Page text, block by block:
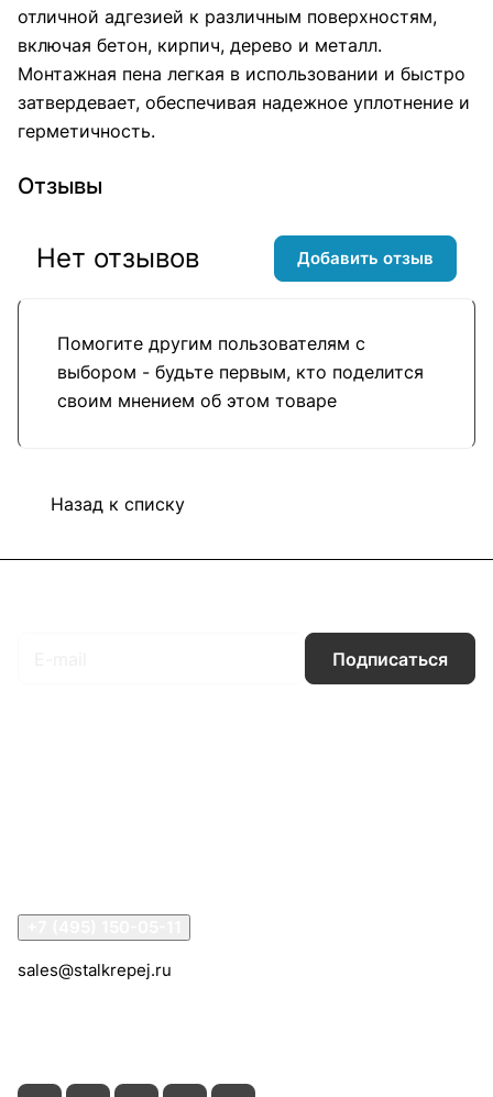
отличной адгезией к различным поверхностям,
включая бетон, кирпич, дерево и металл.
Монтажная пена легкая в использовании и быстро
затвердевает, обеспечивая надежное уплотнение и
герметичность.
Отзывы
Помогите другим пользователям с
выбором - будьте первым, кто поделится
своим мнением об этом товаре
Нет отзывов Добавить отзыв
Назад к списку
Подписаться
sales@stalkrepej.ru